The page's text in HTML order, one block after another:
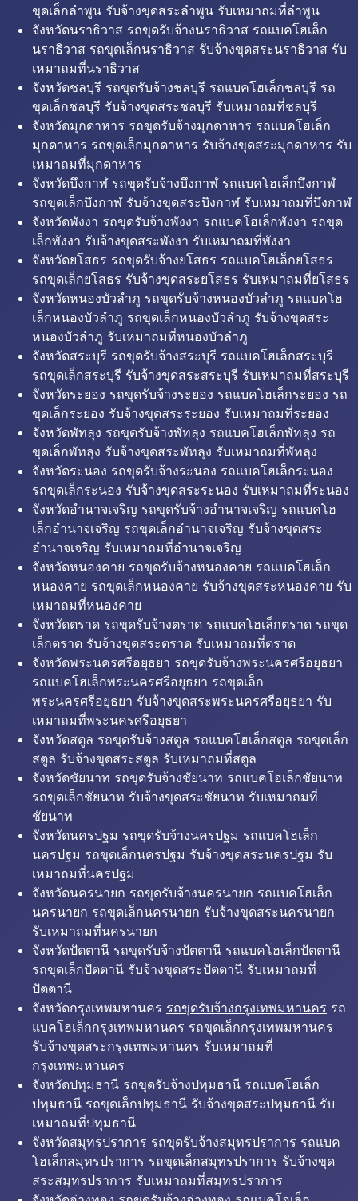
ขุดเล็กลำพูน รับจ้างขุดสระลำพูน รับเหมาถมที่ลำพูน
จังหวัดนราธิวาส รถขุดรับจ้างนราธิวาส รถแบคโฮเล็ก
นราธิวาส รถขุดเล็กนราธิวาส รับจ้างขุดสระนราธิวาส รับ
เหมาถมที่นราธิวาส
จังหวัดชลบุรี รถขุดรับจ้างชลบุรี รถแบคโฮเล็กชลบุรี รถ
ขุดเล็กชลบุรี รับจ้างขุดสระชลบุรี รับเหมาถมที่ชลบุรี
จังหวัดมุกดาหาร รถขุดรับจ้างมุกดาหาร รถแบคโฮเล็ก
มุกดาหาร รถขุดเล็กมุกดาหาร รับจ้างขุดสระมุกดาหาร รับ
เหมาถมที่มุกดาหาร
จังหวัดบึงกาฬ รถขุดรับจ้างบึงกาฬ รถแบคโฮเล็กบึงกาฬ
รถขุดเล็กบึงกาฬ รับจ้างขุดสระบึงกาฬ รับเหมาถมที่บึงกาฬ
จังหวัดพังงา รถขุดรับจ้างพังงา รถแบคโฮเล็กพังงา รถขุด
เล็กพังงา รับจ้างขุดสระพังงา รับเหมาถมที่พังงา
จังหวัดยโสธร รถขุดรับจ้างยโสธร รถแบคโฮเล็กยโสธร
รถขุดเล็กยโสธร รับจ้างขุดสระยโสธร รับเหมาถมที่ยโสธร
จังหวัดหนองบัวลำภู รถขุดรับจ้างหนองบัวลำภู รถแบคโฮ
เล็กหนองบัวลำภู รถขุดเล็กหนองบัวลำภู รับจ้างขุดสระ
หนองบัวลำภู รับเหมาถมที่หนองบัวลำภู
จังหวัดสระบุรี รถขุดรับจ้างสระบุรี รถแบคโฮเล็กสระบุรี
รถขุดเล็กสระบุรี รับจ้างขุดสระสระบุรี รับเหมาถมที่สระบุรี
จังหวัดระยอง รถขุดรับจ้างระยอง รถแบคโฮเล็กระยอง รถ
ขุดเล็กระยอง รับจ้างขุดสระระยอง รับเหมาถมที่ระยอง
จังหวัดพัทลุง รถขุดรับจ้างพัทลุง รถแบคโฮเล็กพัทลุง รถ
ขุดเล็กพัทลุง รับจ้างขุดสระพัทลุง รับเหมาถมที่พัทลุง
จังหวัดระนอง รถขุดรับจ้างระนอง รถแบคโฮเล็กระนอง
รถขุดเล็กระนอง รับจ้างขุดสระระนอง รับเหมาถมที่ระนอง
จังหวัดอำนาจเจริญ รถขุดรับจ้างอำนาจเจริญ รถแบคโฮ
เล็กอำนาจเจริญ รถขุดเล็กอำนาจเจริญ รับจ้างขุดสระ
อำนาจเจริญ รับเหมาถมที่อำนาจเจริญ
จังหวัดหนองคาย รถขุดรับจ้างหนองคาย รถแบคโฮเล็ก
หนองคาย รถขุดเล็กหนองคาย รับจ้างขุดสระหนองคาย รับ
เหมาถมที่หนองคาย
จังหวัดตราด รถขุดรับจ้างตราด รถแบคโฮเล็กตราด รถขุด
เล็กตราด รับจ้างขุดสระตราด รับเหมาถมที่ตราด
จังหวัดพระนครศรีอยุธยา รถขุดรับจ้างพระนครศรีอยุธยา
รถแบคโฮเล็กพระนครศรีอยุธยา รถขุดเล็ก
พระนครศรีอยุธยา รับจ้างขุดสระพระนครศรีอยุธยา รับ
เหมาถมที่พระนครศรีอยุธยา
จังหวัดสตูล รถขุดรับจ้างสตูล รถแบคโฮเล็กสตูล รถขุดเล็ก
สตูล รับจ้างขุดสระสตูล รับเหมาถมที่สตูล
จังหวัดชัยนาท รถขุดรับจ้างชัยนาท รถแบคโฮเล็กชัยนาท
รถขุดเล็กชัยนาท รับจ้างขุดสระชัยนาท รับเหมาถมที่
ชัยนาท
จังหวัดนครปฐม รถขุดรับจ้างนครปฐม รถแบคโฮเล็ก
นครปฐม รถขุดเล็กนครปฐม รับจ้างขุดสระนครปฐม รับ
เหมาถมที่นครปฐม
จังหวัดนครนายก รถขุดรับจ้างนครนายก รถแบคโฮเล็ก
นครนายก รถขุดเล็กนครนายก รับจ้างขุดสระนครนายก
รับเหมาถมที่นครนายก
จังหวัดปัตตานี รถขุดรับจ้างปัตตานี รถแบคโฮเล็กปัตตานี
รถขุดเล็กปัตตานี รับจ้างขุดสระปัตตานี รับเหมาถมที่
ปัตตานี
จังหวัดกรุงเทพมหานคร รถขุดรับจ้างกรุงเทพมหานคร รถ
แบคโฮเล็กกรุงเทพมหานคร รถขุดเล็กกรุงเทพมหานคร
รับจ้างขุดสระกรุงเทพมหานคร รับเหมาถมที่
กรุงเทพมหานคร
จังหวัดปทุมธานี รถขุดรับจ้างปทุมธานี รถแบคโฮเล็ก
ปทุมธานี รถขุดเล็กปทุมธานี รับจ้างขุดสระปทุมธานี รับ
เหมาถมที่ปทุมธานี
จังหวัดสมุทรปราการ รถขุดรับจ้างสมุทรปราการ รถแบค
โฮเล็กสมุทรปราการ รถขุดเล็กสมุทรปราการ รับจ้างขุด
สระสมุทรปราการ รับเหมาถมที่สมุทรปราการ